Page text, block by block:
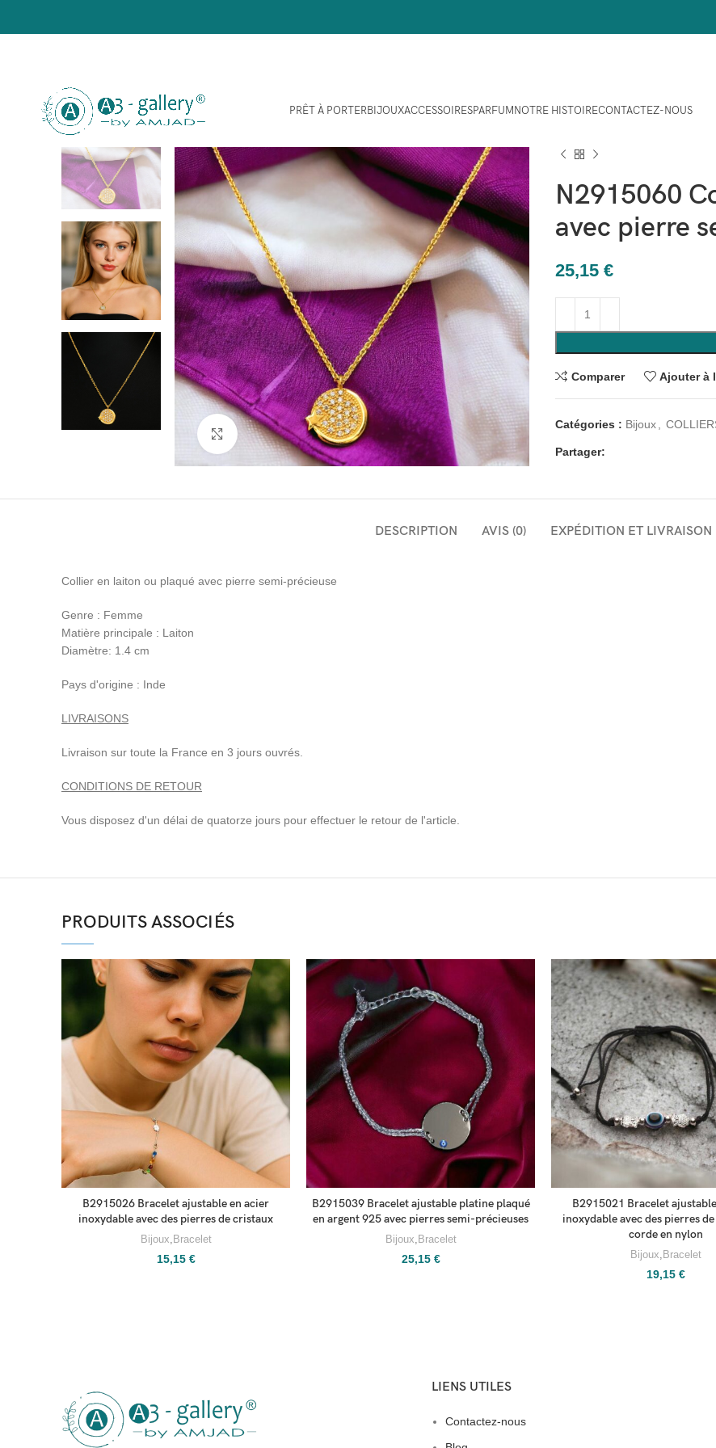
PRÊT À PORTERBIJOUXACCESSOIRESPARFUMNOTRE HISTOIRECONTACTEZ-NOUS
Cliquez pour agrandir
N2915060
avec pierre
25,15 €
Comparer Ajouter à
Catégories : Bijoux
Partager:
DESCRIPTION AVIS (0) EXPÉDITION ET LIVRAISON
Collier en laiton ou plaqué avec pierre semi-précieuse
Genre : Femme
Matière principale : Laiton
Diamètre: 1.4 cm
Pays d'origine : Inde
LIVRAISONS
Livraison sur toute la France en 3 jours ouvrés.
CONDITIONS DE RETOUR
Vous disposez d'un délai de quatorze jours pour effectuer le retour de l'article.
PRODUITS ASSOCIÉS
B2915026 Bracelet ajustable en acier
inoxydable avec des pierres de cristaux
Bijoux, Bracelet
15,15 €
B2915039 Bracelet ajustable platine plaqué
en argent 925 avec pierres semi-précieuses
Bijoux, Bracelet
25,15 €
B2915021 Bracelet
inoxydable avec des pierres
corde en nylon
Bijoux, Bracelet
19,15 €
LIENS UTILES
Contactez-nous